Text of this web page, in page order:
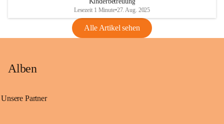
Lesezeit 1 Minute•27. Aug. 2025
Alle Artikel sehen
Alben
Unsere Partner